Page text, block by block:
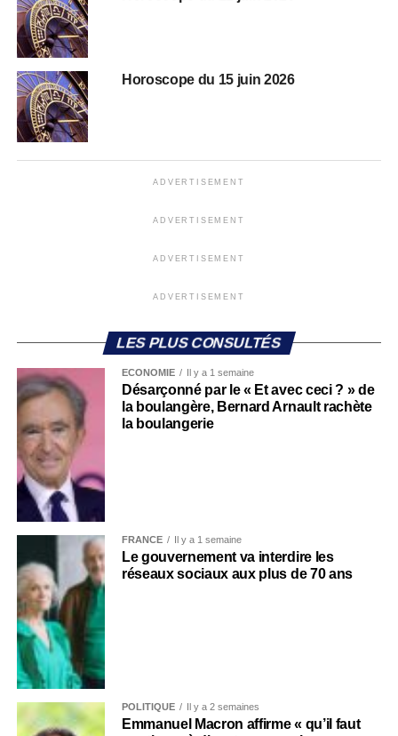
Horoscope du 15 juin 2026
ADVERTISEMENT
ADVERTISEMENT
ADVERTISEMENT
ADVERTISEMENT
LES PLUS CONSULTÉS
ECONOMIE Il y a 1 semaine
Désarçonné par le « Et avec ceci ? » de
la boulangère, Bernard Arnault rachète
la boulangerie
FRANCE Il y a 1 semaine
Le gouvernement va interdire les
réseaux sociaux aux plus de 70 ans
POLITIQUE Il y a 2 semaines
Emmanuel Macron affirme « qu’il faut